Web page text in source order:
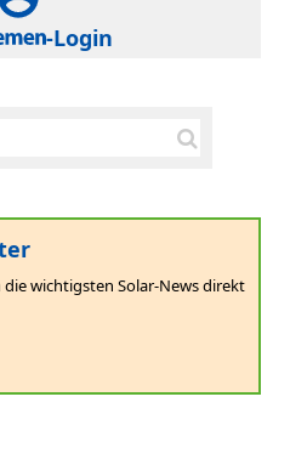
-Login
wichtigsten Solar-News direkt